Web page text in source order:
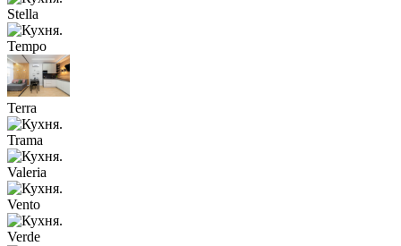
Stella
Tempo
Terra
Trama
Valeria
Vento
Verde